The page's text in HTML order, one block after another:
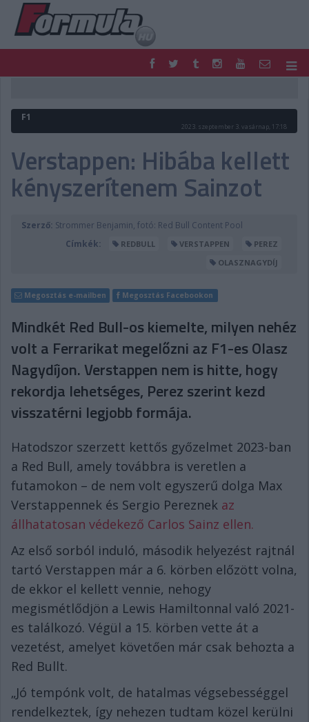
FORMULA
MOTOR
HAZAI
PODCAST
SHOP
LIVE
TIPPJÁTÉK
DIGITÁLIS MAGAZIN
PONTÁLLÁSOK
F1
2023. szeptember 3. vasárnap, 17:18
Verstappen: Hibába kellett
kényszerítenem Sainzot
Szerző: Strommer Benjamin, fotó: Red Bull Content Pool
Címkék:
REDBULL VERSTAPPEN
PEREZ
OLASZNAGYDÍJ
Megosztás e-mailben Megosztás Facebookon
Mindkét Red Bull-os kiemelte, milyen nehéz
volt a Ferrarikat megelőzni az F1-es Olasz
Nagydíjon. Verstappen nem is hitte, hogy
rekordja lehetséges, Perez szerint kezd
visszatérni legjobb formája.
Hatodszor szerzett kettős győzelmet 2023-ban
a Red Bull, amely továbbra is veretlen a
futamokon – de nem volt egyszerű dolga Max
Verstappennek és Sergio Pereznek az
állhatatosan védekező Carlos Sainz ellen.
Az első sorból induló, második helyezést rajtnál
tartó Verstappen már a 6. körben előzött volna,
de ekkor el kellett vennie, nehogy
megismétlődjön a Lewis Hamiltonnal való 2021-
es találkozó. Végül a 15. körben vette át a
vezetést, amelyet követően már csak behozta a
Red Bullt.
„Jó tempónk volt, de hatalmas végsebességgel
rendelkeztek, így nehezen tudtam közel kerülni